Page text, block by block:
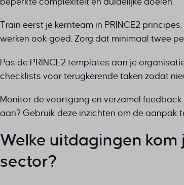
Train eerst je kernteam in PRINCE2
werken ook goed. Zorg dat minimaal twee
Pas de PRINCE2 templates aan je
checklists voor terugkerende taken zodat
Monitor de voortgang en verzamel
aan? Gebruik deze inzichten om de aanpak
Welke uitdagingen kom
sector?